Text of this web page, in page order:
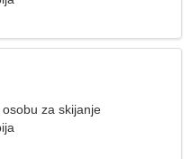
za skijanje